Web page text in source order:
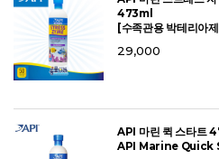
473ml
[수족관용 박테리아
29,000
API 마린 퀵 스타트
API Marine Quick